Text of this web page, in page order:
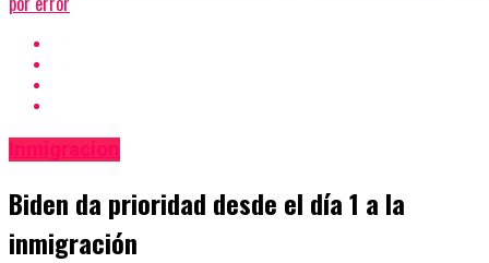
Inmigracion
Biden da prioridad desde el día 1 a la
inmigración